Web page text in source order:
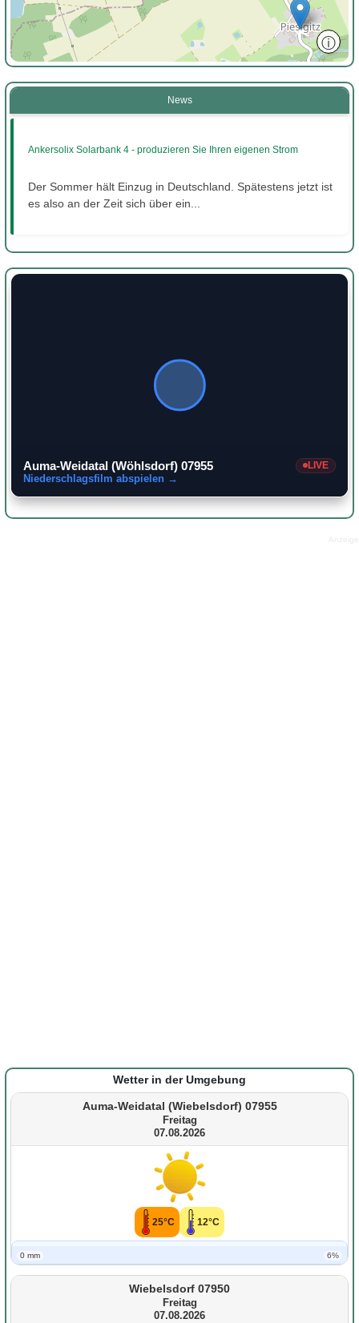
ⓘ
News
Ankersolix Solarbank 4 - produzieren Sie Ihren eigenen Strom
Der Sommer hält Einzug in Deutschland. Spätestens jetzt ist
es also an der Zeit sich über ein...
Auma-Weidatal (Wöhlsdorf) 07955 LIVE
Niederschlagsfilm abspielen →
Wetter in der Umgebung
Auma-Weidatal (Wiebelsdorf) 07955
Freitag
07.08.2026
25°C 12°C
0 mm 6%
Wiebelsdorf 07950
Freitag
07.08.2026